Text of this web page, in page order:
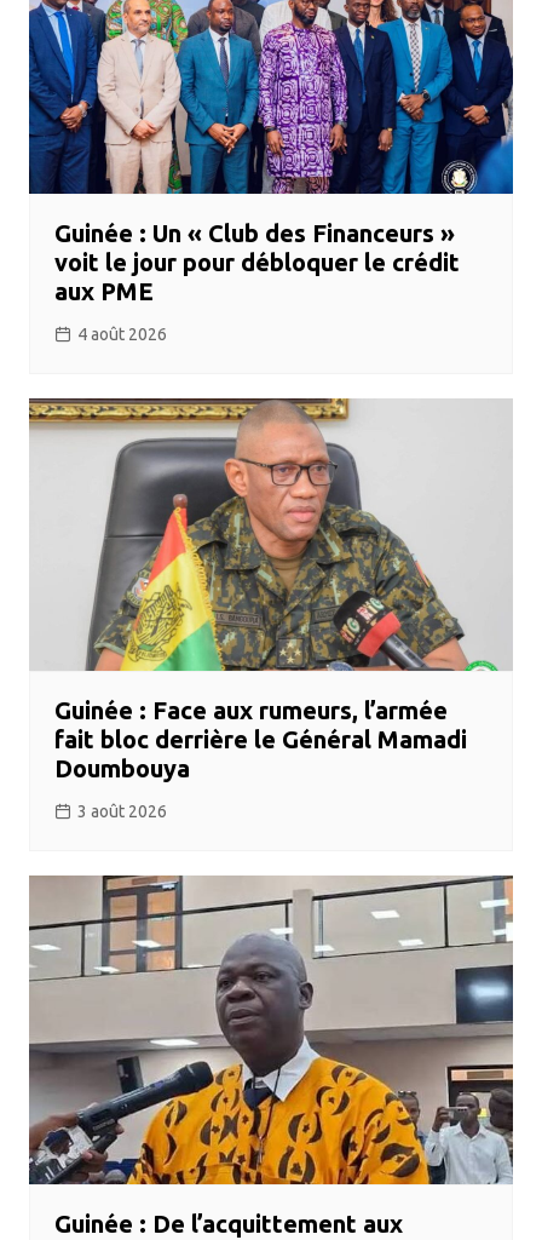
Guinée : Un « Club des Financeurs »
voit le jour pour débloquer le crédit
aux PME
4 août 2026
Guinée : Face aux rumeurs, l’armée
fait bloc derrière le Général Mamadi
Doumbouya
3 août 2026
Guinée : De l’acquittement aux